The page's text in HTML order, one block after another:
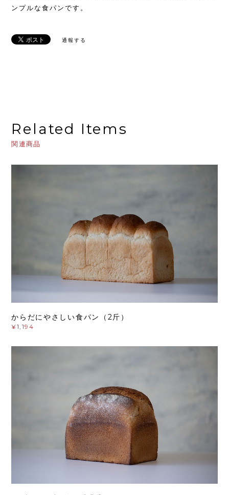
ンプルな食パンです。
通報する
Related Items
関連商品
からだにやさしい食パン（2斤）
¥1,194